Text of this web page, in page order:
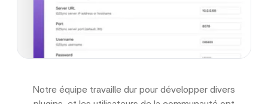
Notre équipe travaille dur pour développer divers